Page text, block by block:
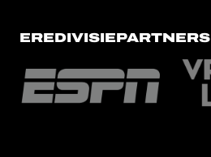
EREDIVISIEPARTNERS